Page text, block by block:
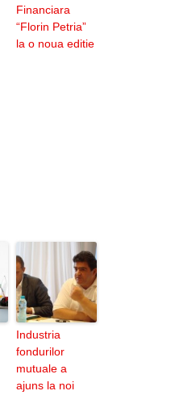
Financiara
“Florin Petria”
la o noua editie
Industria
fondurilor
mutuale a
ajuns la noi